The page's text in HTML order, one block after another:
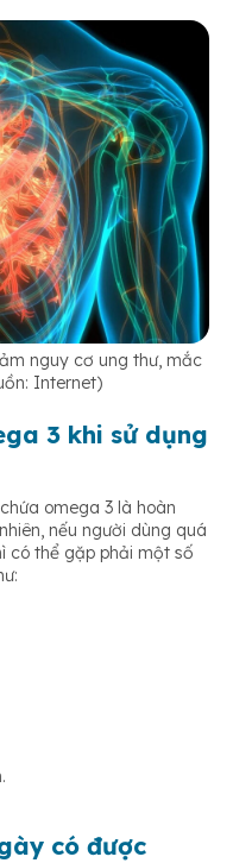
nguy cơ ung thư, mắc
Internet)
3 khi sử dụng
omega 3 là hoàn
nếu người dùng quá
có thể gặp phải một số
có được